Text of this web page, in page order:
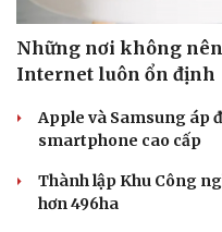
Những nơi không
Internet luôn ổn định
Apple và Samsung áp
smartphone cao cấp
Thành lập Khu Công
hơn 496ha